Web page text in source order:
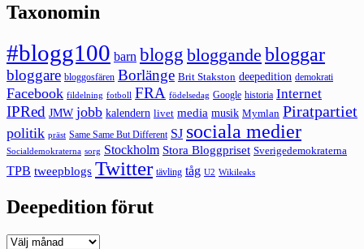
Taxonomin
#blogg100 barn blogg bloggande bloggar
bloggare bloggosfären Borlänge Brit Stakston deepedition demokrati
Facebook fildelning fotboll FRA födelsedag Google historia Internet
IPRed JMW jobb kalendern livet media musik Mymlan Piratpartiet
politik präst Same Same But Different SJ sociala medier
Socialdemokraterna sorg Stockholm Stora Bloggpriset Sverigedemokraterna
TPB tweepblogs Twitter tävling tåg U2 Wikileaks
Deepedition förut
Deepedition